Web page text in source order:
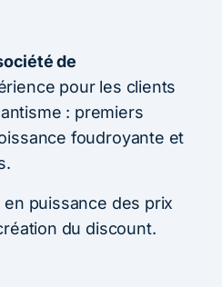
de
pour les clients
: premiers
foudroyante et
en puissance des prix
du discount.